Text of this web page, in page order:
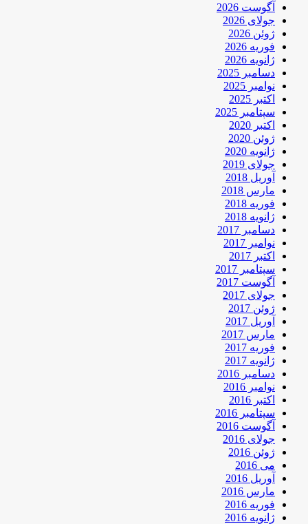
آگوست 2026
جولای 2026
ژوئن 2026
فوریه 2026
ژانویه 2026
دسامبر 2025
نوامبر 2025
اکتبر 2025
سپتامبر 2025
اکتبر 2020
ژوئن 2020
ژانویه 2020
جولای 2019
آوریل 2018
مارس 2018
فوریه 2018
ژانویه 2018
دسامبر 2017
نوامبر 2017
اکتبر 2017
سپتامبر 2017
آگوست 2017
جولای 2017
ژوئن 2017
آوریل 2017
مارس 2017
فوریه 2017
ژانویه 2017
دسامبر 2016
نوامبر 2016
اکتبر 2016
سپتامبر 2016
آگوست 2016
جولای 2016
ژوئن 2016
می 2016
آوریل 2016
مارس 2016
فوریه 2016
ژانویه 2016